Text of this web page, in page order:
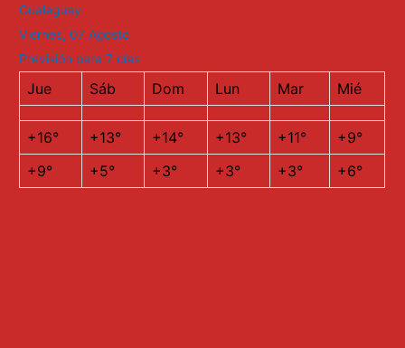
Gualeguay
Viernes, 07 Agosto
Previsión para 7 días
Jue Sáb Dom Lun Mar Mié
+16° +13° +14° +13° +11° +9°
+9° +5° +3° +3° +3° +6°